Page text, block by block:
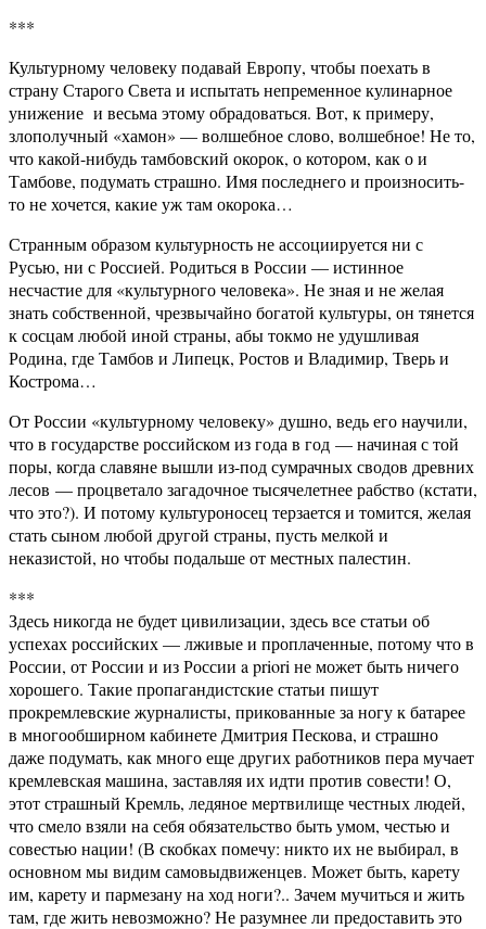
***
Культурному человеку подавай Европу, чтобы поехать в
страну Старого Света и испытать непременное кулинарное
унижение и весьма этому обрадоваться. Вот, к примеру,
злополучный «хамон» — волшебное слово, волшебное! Не то,
что какой-нибудь тамбовский окорок, о котором, как о и
Тамбове, подумать страшно. Имя последнего и произносить-
то не хочется, какие уж там окорока…
Странным образом культурность не ассоциируется ни с
Русью, ни с Россией. Родиться в России — истинное
несчастие для «культурного человека». Не зная и не желая
знать собственной, чрезвычайно богатой культуры, он тянется
к сосцам любой иной страны, абы токмо не удушливая
Родина, где Тамбов и Липецк, Ростов и Владимир, Тверь и
Кострома…
От России «культурному человеку» душно, ведь его научили,
что в государстве российском из года в год — начиная с той
поры, когда славяне вышли из-под сумрачных сводов древних
лесов — процветало загадочное тысячелетнее рабство (кстати,
что это?). И потому культуроносец терзается и томится, желая
стать сыном любой другой страны, пусть мелкой и
неказистой, но чтобы подальше от местных палестин.
***
Здесь никогда не будет цивилизации, здесь все статьи об
успехах российских — лживые и проплаченные, потому что в
России, от России и из России a priori не может быть ничего
хорошего. Такие пропагандистские статьи пишут
прокремлевские журналисты, прикованные за ногу к батарее
в многообширном кабинете Дмитрия Пескова, и страшно
даже подумать, как много еще других работников пера мучает
кремлевская машина, заставляя их идти против совести! О,
этот страшный Кремль, ледяное мертвилище честных людей,
что смело взяли на себя обязательство быть умом, честью и
совестью нации! (В скобках помечу: никто их не выбирал, в
основном мы видим самовыдвиженцев. Может быть, карету
им, карету и пармезану на ход ноги?.. Зачем мучиться и жить
там, где жить невозможно? Не разумнее ли предоставить это